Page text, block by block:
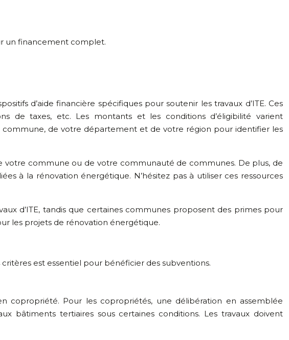
un financement complet.
d’aide financière spécifiques pour soutenir les travaux d’ITE. Ces
de taxes, etc. Les montants et les conditions d’éligibilité varient
de votre département et de votre région pour identifier les
votre commune ou de votre communauté de communes. De plus, de
à la rénovation énergétique. N’hésitez pas à utiliser ces ressources
d’ITE, tandis que certaines communes proposent des primes pour
les projets de rénovation énergétique.
critères est essentiel pour bénéficier des subventions.
copropriété. Pour les copropriétés, une délibération en assemblée
bâtiments tertiaires sous certaines conditions. Les travaux doivent